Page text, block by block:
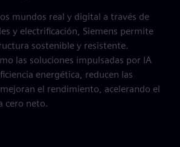
mundos real y digital a través de
y electrificación, Siemens permite
sostenible y resistente.
las soluciones impulsadas por IA
energética, reducen las
el rendimiento, acelerando el
cero neto.